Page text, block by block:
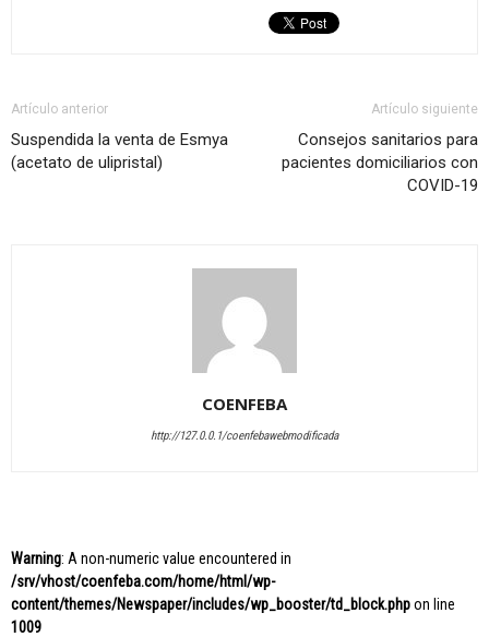
Artículo anterior
Suspendida la venta de Esmya
(acetato de ulipristal)
Artículo siguiente
Consejos sanitarios para
pacientes domiciliarios con
COVID-19
COENFEBA
http://127.0.0.1/coenfebawebmodificada
Warning: A non-numeric value encountered in
/srv/vhost/coenfeba.com/home/html/wp-
content/themes/Newspaper/includes/wp_booster/td_block.phpon line
1009